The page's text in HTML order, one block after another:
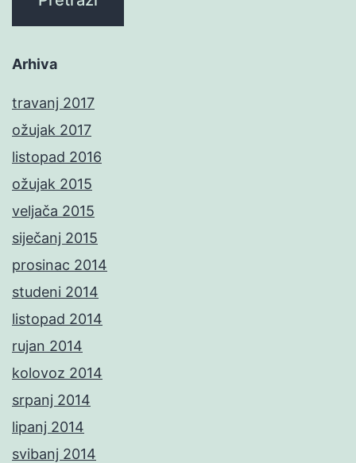
Arhiva
travanj 2017
ožujak 2017
listopad 2016
ožujak 2015
veljača 2015
siječanj 2015
prosinac 2014
studeni 2014
listopad 2014
rujan 2014
kolovoz 2014
srpanj 2014
lipanj 2014
svibanj 2014